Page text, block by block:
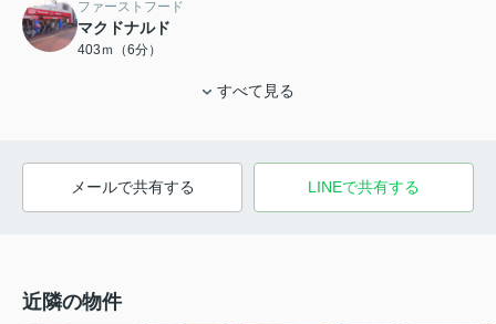
ファーストフード
マクドナルド
403ｍ（6分）
すべて見る
メールで共有する LINEで共有する
近隣の物件